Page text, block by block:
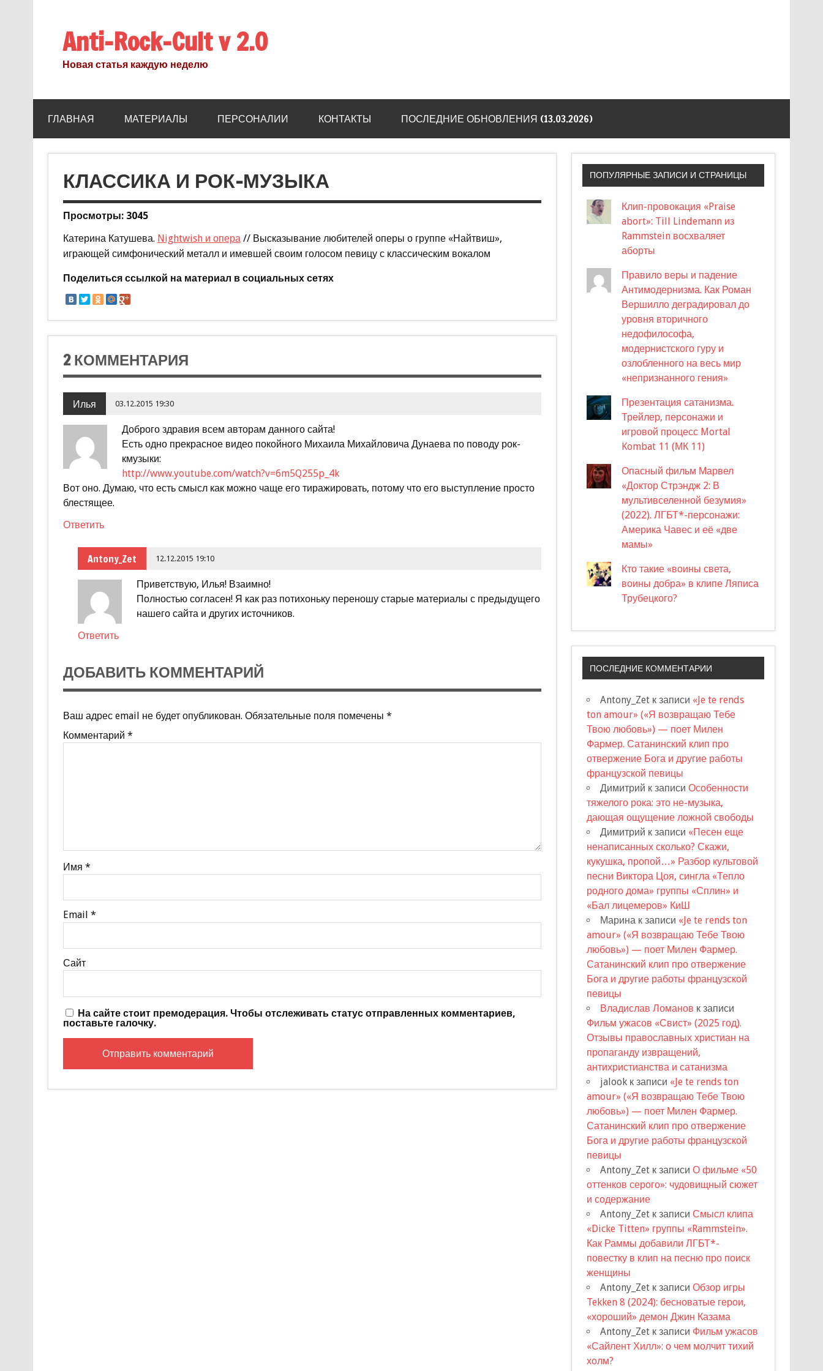
Anti-Rock-Cult v 2.0
Новая статья каждую неделю
ГЛАВНАЯ МАТЕРИАЛЫ ПЕРСОНАЛИИ КОНТАКТЫ ПОСЛЕДНИЕ ОБНОВЛЕНИЯ (13.03.2026)
КЛАССИКА И РОК-МУЗЫКА
Просмотры: 3045
Катерина Катушева. Nightwish и опера// Высказывание любителей оперы о группе «Найтвиш»,
играющей симфонический металл и имевшей своим голосом певицу с классическим вокалом
Поделиться ссылкой на материал в социальных сетях
2 КОММЕНТАРИЯ
Илья 03.12.2015 19:30
Доброго здравия всем авторам данного сайта!
Есть одно прекрасное видео покойного Михаила Михайловича Дунаева по поводу рок-
кмузыки:
http://www.youtube.com/watch?v=6m5Q255p_4k
Вот оно. Думаю, что есть смысл как можно чаще его тиражировать, потому что его выступление просто
блестящее.
Ответить
Antony_Zet 12.12.2015 19:10
Приветствую, Илья! Взаимно!
Полностью согласен! Я как раз потихоньку переношу старые материалы с предыдущего
нашего сайта и других источников.
Ответить
ДОБАВИТЬ КОММЕНТАРИЙ
Ваш адрес email не будет опубликован. Обязательные поля помечены *
Комментарий *
Имя *
Email *
Сайт
На сайте стоит премодерация. Чтобы отслеживать статус отправленных комментариев,
поставьте галочку.
ПОПУЛЯРНЫЕ ЗАПИСИ И СТРАНИЦЫ
Клип-провокация «Praise
abort»: Till Lindemann из
Rammstein восхваляет
аборты
Правило веры и падение
Антимодернизма. Как Роман
Вершилло деградировал до
уровня вторичного
недофилософа,
модернистского гуру и
озлобленного на весь мир
«непризнанного гения»
Презентация сатанизма.
Трейлер, персонажи и
игровой процесс Mortal
Kombat 11 (МК 11)
Опасный фильм Марвел
«Доктор Стрэндж 2: В
мультивселенной безумия»
(2022). ЛГБТ*-персонажи:
Америка Чавес и её «две
мамы»
Кто такие «воины света,
воины добра» в клипе Ляписа
Трубецкого?
ПОСЛЕДНИЕ КОММЕНТАРИИ
Antony_Zet к записи «Je te rends
ton amour» («Я возвращаю Тебе
Твою любовь») — поет Милен
Фармер. Сатанинский клип про
отвержение Бога и другие работы
французской певицы
Димитрий к записиОсобенности
тяжелого рока: это не-музыка,
дающая ощущение ложной свободы
Димитрий к записи «Песен еще
ненаписанных сколько? Скажи,
кукушка, пропой…» Разбор культовой
песни Виктора Цоя, сингла «Тепло
родного дома» группы «Сплин» и
«Бал лицемеров» КиШ
Марина к записи «Je te rends ton
amour» («Я возвращаю Тебе Твою
любовь») — поет Милен Фармер.
Сатанинский клип про отвержение
Бога и другие работы французской
певицы
Владислав Ломанов к записи
Фильм ужасов «Свист» (2025 год).
Отзывы православных христиан на
пропаганду извращений,
антихристианства и сатанизма
jalook к записи «Je te rends ton
amour» («Я возвращаю Тебе Твою
любовь») — поет Милен Фармер.
Сатанинский клип про отвержение
Бога и другие работы французской
певицы
Antony_Zet к записиО фильме «50
оттенков серого»: чудовищный сюжет
и содержание
Antony_Zet к записиСмысл клипа
«Dicke Titten» группы «Rammstein».
Как Раммы добавили ЛГБТ*-
повестку в клип на песню про поиск
женщины
Antony_Zet к записиОбзор игры
Tekken 8 (2024): бесноватые герои,
«хороший» демон Джин Казама
Antony_Zet к записи Фильм ужасов
«Сайлент Хилл»: о чем молчит тихий
холм?